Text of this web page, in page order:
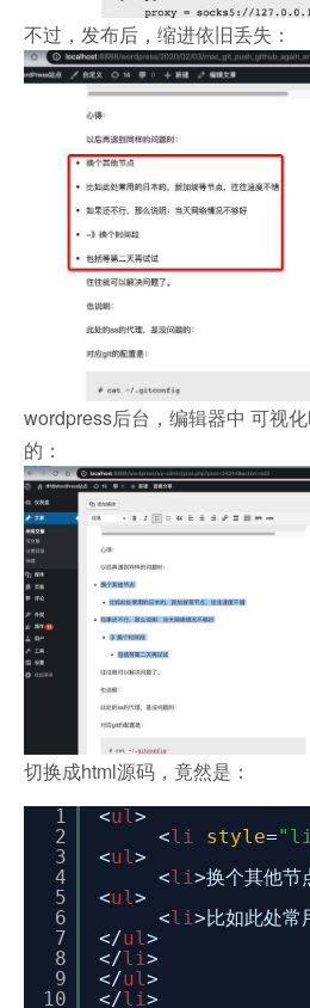
不过，发布后，缩进依旧丢失：
wordpress后台，编辑器中 可视
的：
切换成html源码，竟然是：
1
2
3
4
5
6
7
8
9
10
<ul>
<li style=
<ul>
<li>换个其他节
<ul>
<li>比如此处常
</ul>
</li>
</ul>
</li>